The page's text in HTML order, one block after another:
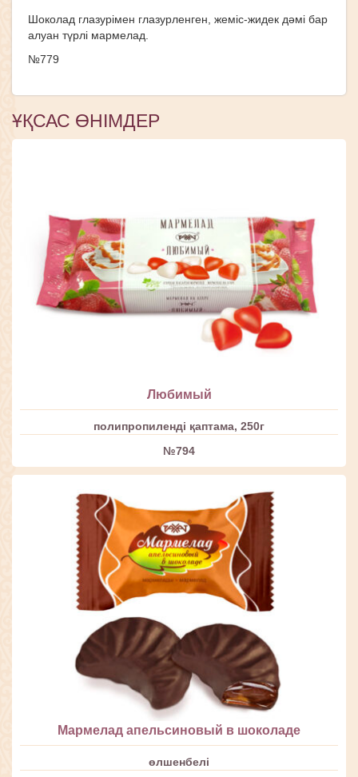
Шоколад глазурімен глазурленген, жеміс-жидек дәмі бар
алуан түрлі мармелад.
№779
ҰҚСАС ӨНІМДЕР
Любимый
полипропиленді қаптама, 250г
№794
Мармелад апельсиновый в шоколаде
өлшенбелі